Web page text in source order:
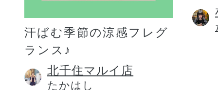
汗ばむ季節の涼感フレグ
ランス♪
北千住マルイ店
たかはし